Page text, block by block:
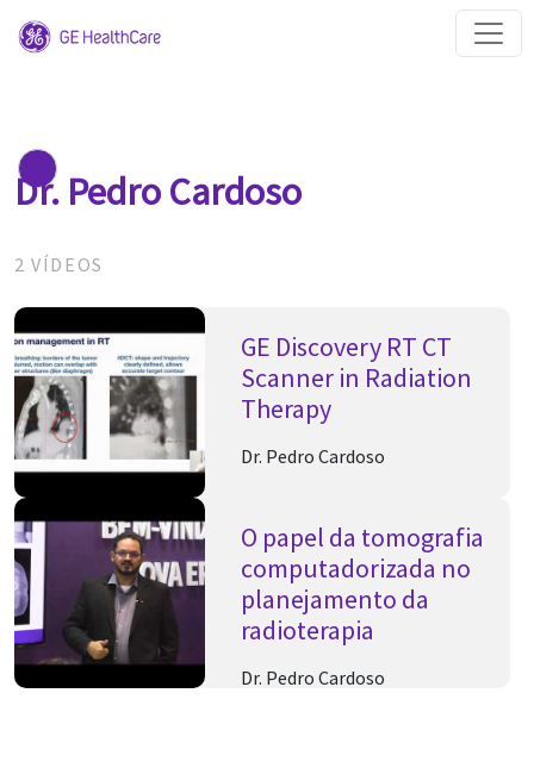
Dr. Pedro Cardoso
2 VÍDEOS
GE Discovery RT CT
Scanner in Radiation
Therapy
Dr. Pedro Cardoso
O papel da tomografia
computadorizada no
planejamento da
radioterapia
Dr. Pedro Cardoso